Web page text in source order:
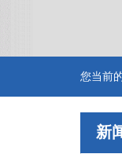
您当前
新